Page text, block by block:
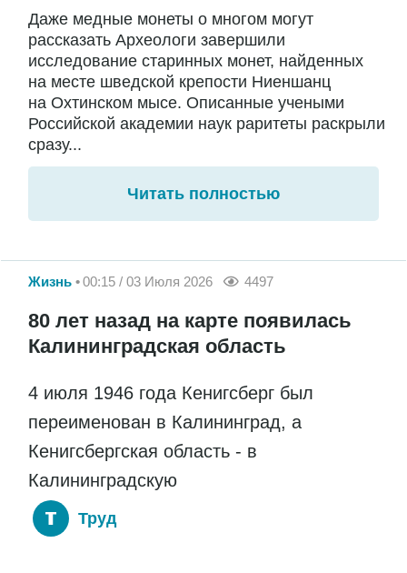
Даже медные монеты о многом могут
рассказать Археологи завершили
исследование старинных монет, найденных
на месте шведской крепости Ниеншанц
на Охтинском мысе. Описанные учеными
Российской академии наук раритеты раскрыли
сразу...
Читать полностью
Жизнь 00:15 / 03 Июля 2026 4497
80 лет назад на карте появилась
Калининградская область
4 июля 1946 года Кенигсберг был
переименован в Калининград, а
Кенигсбергская область - в
Калининградскую
Труд